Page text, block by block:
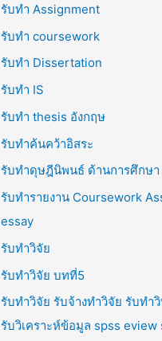
รับทำ Assignment
รับทำ coursework
รับทำ Dissertation
รับทำ IS
รับทำ thesis อังกฤษ
รับทำค้นคว้าอิสระ
รับทำดุษฎีนิพนธ์ ด้านการศึกษา
รับทำรายงาน Coursework
essay
รับทำวิจัย
รับทำวิจัย บทที่5
รับทำวิจัย รับจ้างทำวิจัย รับทำ
รับวิเคราะห์ข้อมูล spss eview